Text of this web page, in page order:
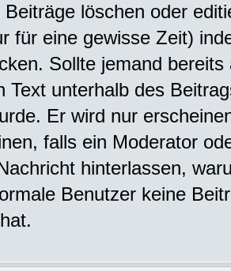
Beiträge löschen oder
für eine gewisse Zeit)
Sollte jemand
Text unterhalb des
Er wird nur
falls ein Moderator
hinterlassen,
Benutzer keine